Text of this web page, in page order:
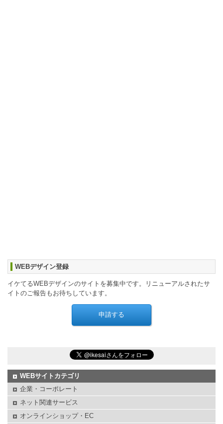
WEBデザイン登録
イケてるWEBデザインのサイトを募集中です。リニューアルされたサ
イトのご報告もお待ちしています。
WEBサイトカテゴリ
企業・コーポレート
ネット関連サービス
オンラインショップ・EC